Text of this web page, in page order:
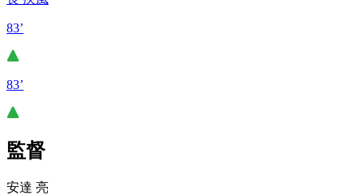
83’
83’
監督
安達 亮